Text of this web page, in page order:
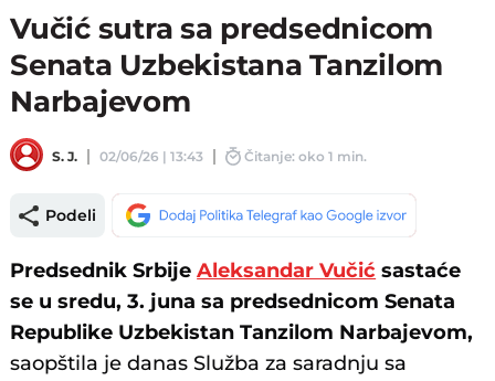
Vučić sutra sa predsednicom
Senata Uzbekistana Tanzilom
Narbajevom
S. J. 02/06/26 | 13:43 Čitanje: oko 1 min.
Podeli
Predsednik SrbijeAleksandar Vučić sastaće
se u sredu, 3. juna sa predsednicom Senata
Republike Uzbekistan Tanzilom Narbajevom,
saopštila je danas Služba za saradnju sa